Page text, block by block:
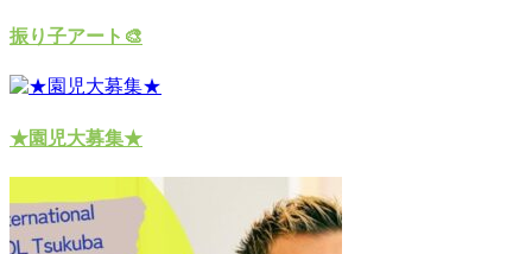
振り子アート🎨
★園児大募集★